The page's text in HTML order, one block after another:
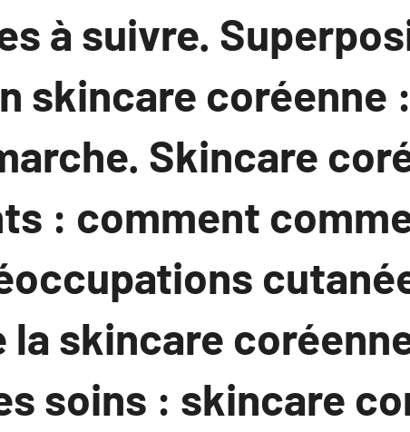
à suivre.
skincare coréenne :
Skincare
: comment
la skincare
soins : skincare